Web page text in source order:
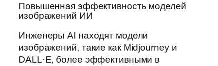
Повышенная эффективность моделей
изображений ИИ
Инженеры AI находят модели
изображений, такие как Midjourney и
DALL·E, более эффективными в